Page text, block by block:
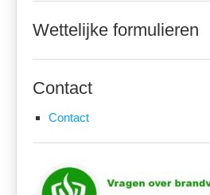
Wettelijke formulieren
Contact
Contact